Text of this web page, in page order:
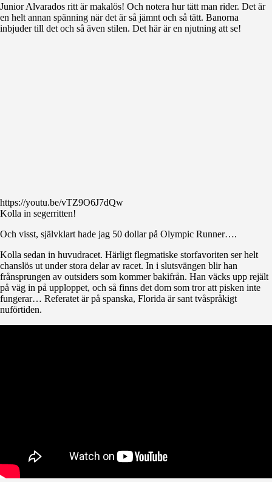
Junior Alvarados ritt är makalös! Och notera hur tätt man rider. Det är
en helt annan spänning när det är så jämnt och så tätt. Banorna
inbjuder till det och så även stilen. Det här är en njutning att se!
https://youtu.be/vTZ9O6J7dQw
Kolla in segerritten!
Och visst, självklart hade jag 50 dollar på Olympic Runner….
Kolla sedan in huvudracet. Härligt flegmatiske storfavoriten ser helt
chanslös ut under stora delar av racet. In i slutsvängen blir han
frånsprungen av outsiders som kommer bakifrån. Han väcks upp rejält
på väg in på upploppet, och så finns det dom som tror att pisken inte
fungerar… Referatet är på spanska, Florida är sant tvåspråkigt
nuförtiden.